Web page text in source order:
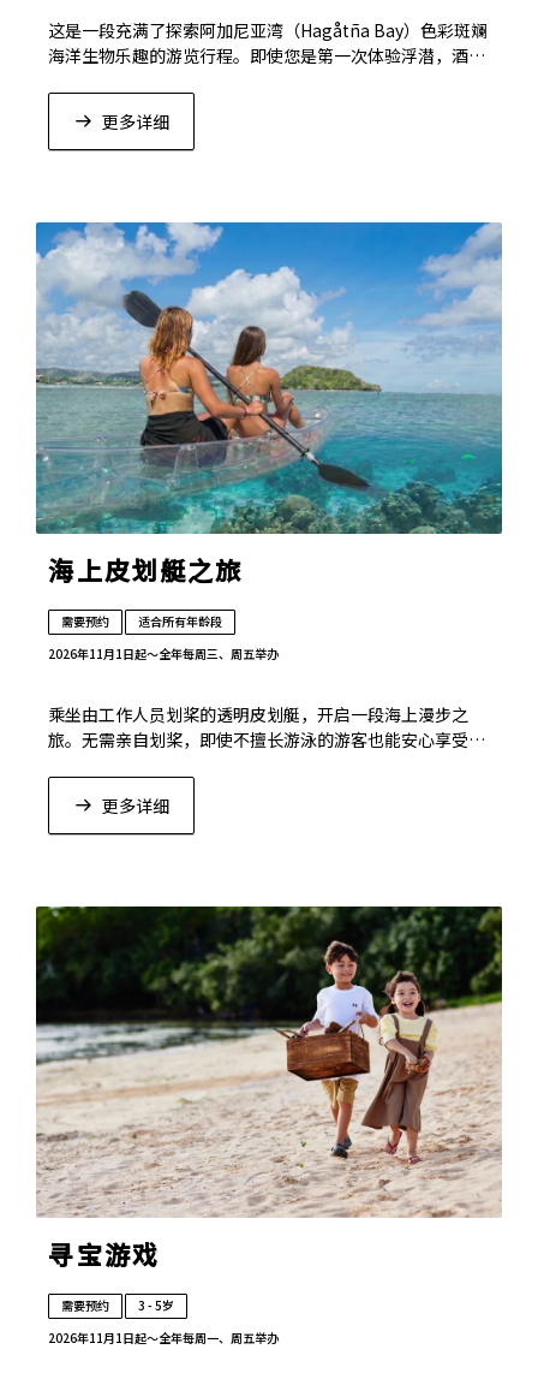
这是一段充满了探索阿加尼亚湾（Hagåtña Bay）色彩斑斓
海洋生物乐趣的游览行程。即使您是第一次体验浮潜，酒店
更多详细
海上皮划艇之旅
需要预约
适合所有年龄段
2026年11月1日起〜全年每周三、周五举办
乘坐由工作人员划桨的透明皮划艇，开启一段海上漫步之
旅。无需亲自划桨，即使不擅长游泳的游客也能安心享受。
更多详细
寻宝游戏
需要预约
3 - 5岁
2026年11月1日起〜全年每周一、周五举办